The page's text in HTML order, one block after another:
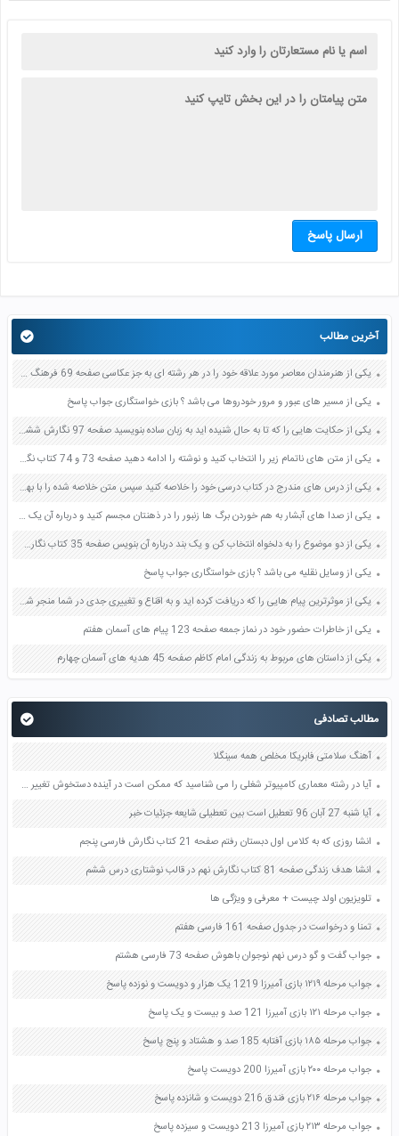
ارسال پاسخ
آخرین مطالب
یکی از هنرمندان معاصر مورد علاقه خود را در هر رشته ای به جز عکاسی صفحه 69 فرهنگ و هنر نهم
یکی از مسیر های عبور و مرور خودروها می باشد ؟ بازی خواستگاری جواب پاسخ
یکی از حکایت هایی را که تا به حال شنیده اید به زبان ساده بنویسید صفحه 97 نگارش ششم دبستان
یکی از متن های ناتمام زیر را انتخاب کنید و نوشته را ادامه دهید صفحه 73 و 74 کتاب نگارش فارسی پنجم دبستان
یکی از درس های مندرج در کتاب درسی خود را خلاصه کنید سپس متن خلاصه شده را با بهره گیری از روش های دسته بندی نمودار جدول نقشه مفهومی نشان دهید صفحه 118 نگارش یازدهم
یکی از صدا های آبشار به هم خوردن برگ ها زنبور را در ذهنتان مجسم کنید و درباره آن یک بند بنویسید صفحه 11 نگارش پنجم
یکی از دو موضوع را به دلخواه انتخاب کن و یک بند درباره آن بنویس صفحه 35 کتاب نگارش فارسی سوم
یکی از وسایل نقلیه می باشد ؟ بازی خواستگاری جواب پاسخ
یکی از موثرترین پیام هایی را که دریافت کرده اید و به اقناع و تغییری جدی در شما منجر شده است برسی کنید و علت این تاثیر گذاری قابل توجه را بنویسید صفحه 52 تفکر و سواد رسانه ای دهم
یکی از خاطرات حضور خود در نماز جمعه صفحه 123 پیام های آسمان هفتم
یکی از داستان های مربوط به زندگی امام کاظم صفحه 45 هدیه های آسمان چهارم
مطالب تصادفی
آهنگ سلامتی فابریکا مخلص همه سینگلا
آیا در رشته معماری کامپیوتر شغلی را می شناسید که ممکن است در آینده دستخوش تغییر گردد صفحه 46 کاربرد فناوری های نوین یازدهم
آیا شنبه 27 آبان 96 تعطیل است بین تعطیلی شایعه جزئیات خبر
انشا روزی که به کلاس اول دبستان رفتم صفحه 21 کتاب نگارش فارسی پنجم
انشا هدف زندگی صفحه 81 کتاب نگارش نهم در قالب نوشتاری درس ششم
تلویزیون اولد چیست + معرفی و ویژگی ها
تمنا و درخواست در جدول صفحه 161 فارسی هفتم
جواب گفت و گو درس نهم نوجوان باهوش صفحه 73 فارسی هشتم
جواب مرحله ۱۲۱۹ بازی آمیرزا 1219 یک هزار و دویست و نوزده پاسخ
جواب مرحله ۱۲۱ بازی آمیرزا 121 صد و بیست و یک پاسخ
جواب مرحله ۱۸۵ بازی آفتابه 185 صد و هشتاد و پنج پاسخ
جواب مرحله ۲۰۰ بازی آمیرزا 200 دویست پاسخ
جواب مرحله ۲۱۶ بازی فندق 216 دویست و شانزده پاسخ
جواب مرحله ۲۱۳ بازی آمیرزا 213 دویست و سیزده پاسخ